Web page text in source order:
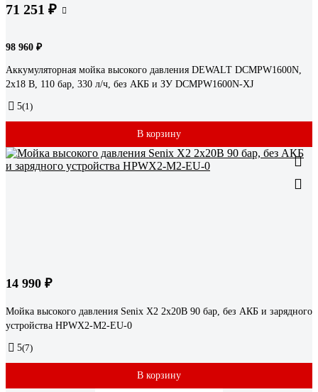
71 251 ₽
98 960 ₽
Аккумуляторная мойка высокого давления DEWALT DCMPW1600N,
2x18 В, 110 бар, 330 л/ч, без АКБ и ЗУ DCMPW1600N-XJ
5(1)
В корзину
14 990 ₽
Мойка высокого давления Senix X2 2x20В 90 бар, без АКБ и зарядного
устройства HPWX2-M2-EU-0
5(7)
В корзину